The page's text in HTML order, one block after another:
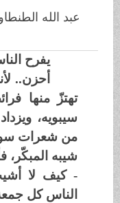
عبد الله الطنطاوي
يفرح
أحزن..
تهتزّ منها
سيبويه،
من شعرات سود
شيبه المبكّر،
- كيف لا
الناس كل جمعة؟